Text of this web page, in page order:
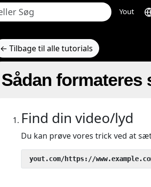
Yout
← Tilbage til alle tutorials
Sådan formateres
Find din video/lyd
Du kan prøve vores trick ved at
yout.com/https://